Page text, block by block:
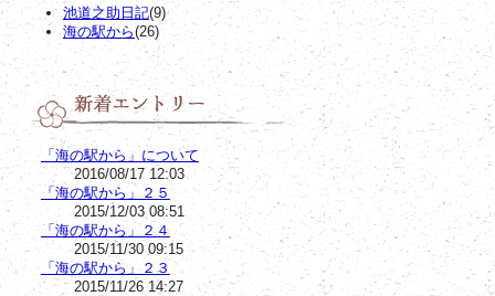
池道之助日記(9)
海の駅から(26)
「海の駅から」について
2016/08/17 12:03
「海の駅から」２５
2015/12/03 08:51
「海の駅から」２４
2015/11/30 09:15
「海の駅から」２３
2015/11/26 14:27